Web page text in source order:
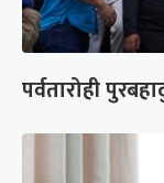
पर्वतारोही